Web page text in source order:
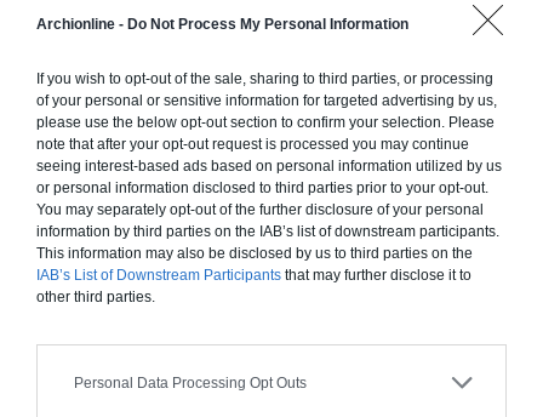
Archionline - Do Not Process My Personal Information
If you wish to opt-out of the sale, sharing to third parties, or processing
of your personal or sensitive information for targeted advertising by us,
please use the below opt-out section to confirm your selection. Please
note that after your opt-out request is processed you may continue
seeing interest-based ads based on personal information utilized by us
or personal information disclosed to third parties prior to your opt-out.
You may separately opt-out of the further disclosure of your personal
information by third parties on the IAB’s list of downstream participants.
This information may also be disclosed by us to third parties on the
IAB’s List of Downstream Participants that may further disclose it to
other third parties.
Personal Data Processing Opt Outs
standards. Construction en ossature bois isolé.
Finitions haut de gamme. Le prix "clé en main"
inclut le gros oeuvre et le second oeuvre (cuisine,
peinture, sols...), mais exclut piscine, jardin et
clôture.
À partir de
249 000€ TTC